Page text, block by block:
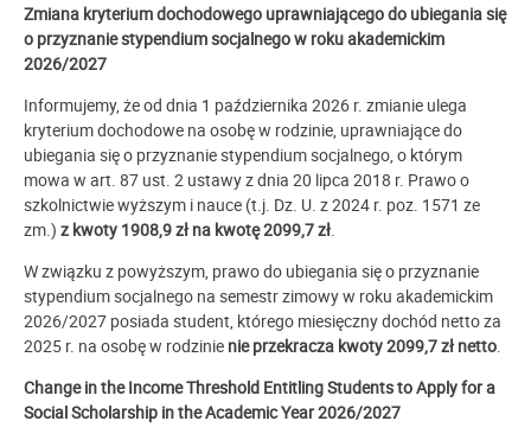
Zmiana kryterium dochodowego uprawniającego do ubiegania się
o przyznanie stypendium socjalnego w roku akademickim
2026/2027
Informujemy, że od dnia 1 października 2026 r. zmianie ulega
kryterium dochodowe na osobę w rodzinie, uprawniające do
ubiegania się o przyznanie stypendium socjalnego, o którym
mowa w art. 87 ust. 2 ustawy z dnia 20 lipca 2018 r. Prawo o
szkolnictwie wyższym i nauce (t.j. Dz. U. z 2024 r. poz. 1571 ze
zm.) z kwoty 1908,9 zł na kwotę 2099,7 zł.
W związku z powyższym, prawo do ubiegania się o przyznanie
stypendium socjalnego na semestr zimowy w roku akademickim
2026/2027 posiada student, którego miesięczny dochód netto za
2025 r. na osobę w rodzinie nie przekracza kwoty 2099,7 zł netto.
Change in the Income Threshold Entitling Students to Apply for a
Social Scholarship in the Academic Year 2026/2027